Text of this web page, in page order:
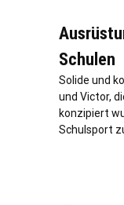
Schulen
Solide und
und Victor,
konzipiert
Schulsport